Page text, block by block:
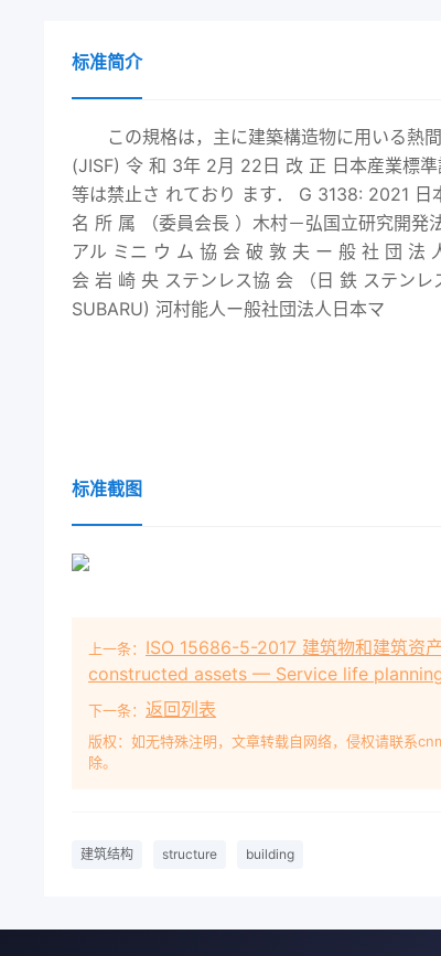
标准简介
この規格は，主に建築構造物に用いる熱
(JISF) 令 和 3年 2月 22日 改 正 日本産業標
等は禁止さ れており ます． G 3138: 2021 日
名 所 属 （委員会長 ）木村－弘国立研究開
アル ミニ ウ ム 協 会 破 敦 夫 ー 般 社 団 法
会 岩 崎 央 ステンレス協 会 （日 鉄 ステン
SUBARU) 河村能人ー般社団法人日本マ
标准截图
上一条： ISO 15686-5-2017 建筑物和建筑资
constructed assets — Service life
下一条： 返回列表
版权：如无特殊注明，文章转载自网络，侵权请联系
除。
建筑结构 structure building